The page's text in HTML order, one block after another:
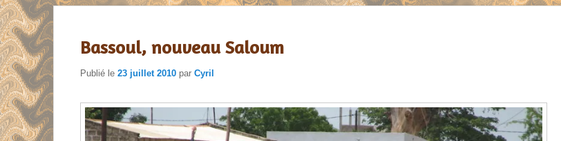
Bassoul, nouveau Saloum
Publié le 23 juillet 2010 par Cyril